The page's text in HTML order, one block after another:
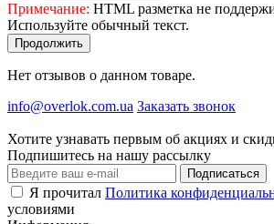
Примечание: HTML разметка не
Используйте обычный текст.
Продолжить
Нет отзывов о данном товаре.
info@overlok.com.ua Заказать звонок
Хотите узнавать первым об акциях и
Подпишитесь на нашу рассылку
Подписаться
Я прочитал Политика
условиями